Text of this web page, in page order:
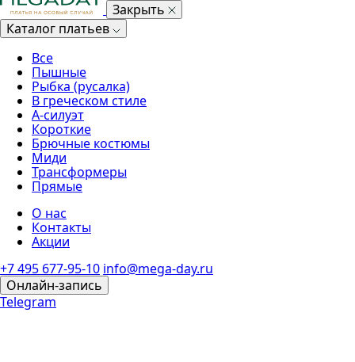
Закрыть
Каталог платьев
Все
Пышные
Рыбка (русалка)
В греческом стиле
А-силуэт
Короткие
Брючные костюмы
Миди
Трансформеры
Прямые
О нас
Контакты
Акции
+7 495 677-95-10 info@mega-day.ru
Онлайн-запись
Telegram